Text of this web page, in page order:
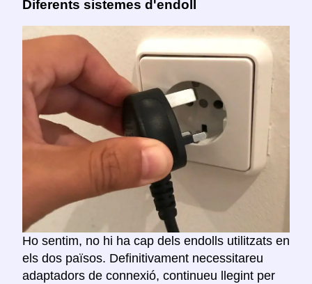
Diferents sistemes d'endoll
Ho sentim, no hi ha cap dels endolls utilitzats en
els dos països. Definitivament necessitareu
adaptadors de connexió, continueu llegint per